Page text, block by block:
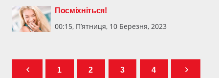
Посміхніться!
00:15, П’ятниця, 10 Березня, 2023
1 2 3 4